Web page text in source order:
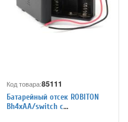
Код товара:85111
Батарейный отсек ROBITON
Bh4xAA/switch с